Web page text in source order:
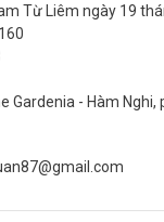
Từ Liêm ngày 19
Gardenia - Hàm Nghi,